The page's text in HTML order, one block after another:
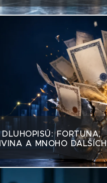
FORTUNA,
A MNOHO DALŠÍCH